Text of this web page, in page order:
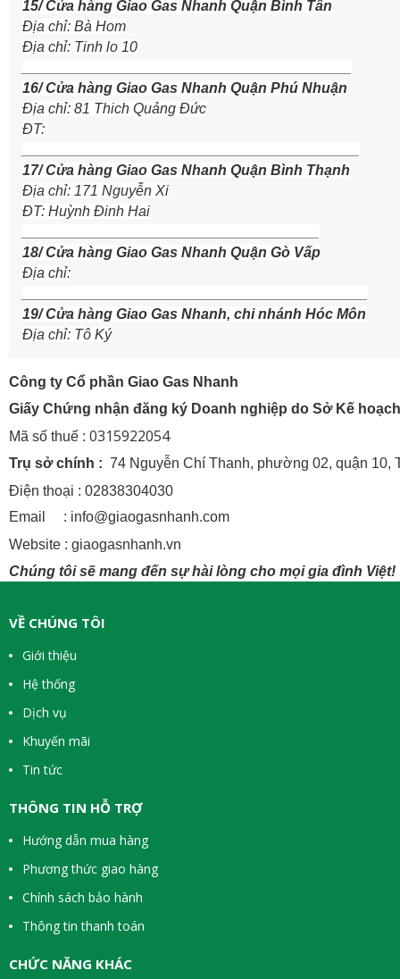
15/ Cửa hàng Giao Gas Nhanh Quận Bình Tân
Địa chỉ: Bà Hom
Địa chỉ: Tinh lo 10
16/ Cửa hàng Giao Gas Nhanh Quận Phú Nhuận
Địa chỉ: 81 Thich Quảng Đức
ĐT:
17/ Cửa hàng Giao Gas Nhanh Quận Bình Thạnh
Địa chỉ: 171 Nguyễn Xi
ĐT: Huỳnh Đinh Hai
18/ Cửa hàng Giao Gas Nhanh Quận Gò Vấp
Địa chỉ:
19/ Cửa hàng Giao Gas Nhanh, chi nhánh Hóc Môn
Địa chỉ: Tô Ký
Công ty Cổ phần Giao Gas Nhanh
Giấy Chứng nhận đăng ký Doanh nghiệp do Sở Kế
Mã số thuế : 0315922054
Trụ sở chính : 74 Nguyễn Chí Thanh, phường 02, quận 10,
Điện thoại : 02838304030
Email : info@giaogasnhanh.com
Website : giaogasnhanh.vn
Chúng tôi sẽ mang đến sự hài lòng cho mọi gia đình Việt!
VỀ CHÚNG TÔI
Giới thiệu
Hệ thống
Dịch vụ
Khuyến mãi
Tin tức
THÔNG TIN HỖ TRỢ
Hướng dẫn mua hàng
Phương thức giao hàng
Chính sách bảo hành
Thông tin thanh toán
CHỨC NĂNG KHÁC